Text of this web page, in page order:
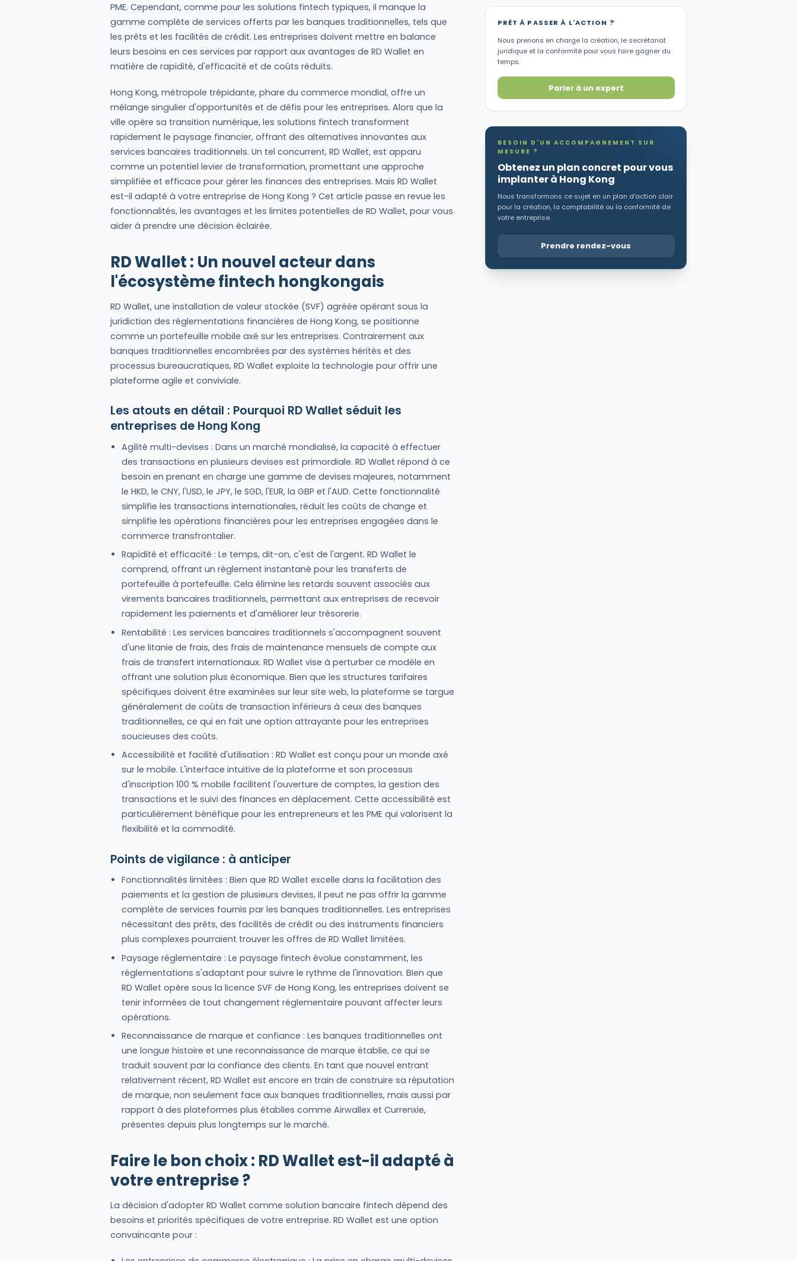
PME. Cependant, comme pour les solutions fintech typiques, il manque la
gamme complète de services offerts par les banques traditionnelles, tels que
les prêts et les facilités de crédit. Les entreprises doivent mettre en balance
leurs besoins en ces services par rapport aux avantages de RD Wallet en
matière de rapidité, d'efficacité et de coûts réduits.
Hong Kong, métropole trépidante, phare du commerce mondial, offre un
mélange singulier d'opportunités et de défis pour les entreprises. Alors que la
ville opère sa transition numérique, les solutions fintech transforment
rapidement le paysage financier, offrant des alternatives innovantes aux
services bancaires traditionnels. Un tel concurrent, RD Wallet, est apparu
comme un potentiel levier de transformation, promettant une approche
simplifiée et efficace pour gérer les finances des entreprises. Mais RD Wallet
est-il adapté à votre entreprise de Hong Kong ? Cet article passe en revue les
fonctionnalités, les avantages et les limites potentielles de RD Wallet, pour vous
aider à prendre une décision éclairée.
RD Wallet : Un nouvel acteur dans
l'écosystème fintech hongkongais
RD Wallet, une installation de valeur stockée (SVF) agréée opérant sous la
juridiction des réglementations financières de Hong Kong, se positionne
comme un portefeuille mobile axé sur les entreprises. Contrairement aux
banques traditionnelles encombrées par des systèmes hérités et des
processus bureaucratiques, RD Wallet exploite la technologie pour offrir une
plateforme agile et conviviale.
Les atouts en détail : Pourquoi RD Wallet séduit les
entreprises de Hong Kong
Agilité multi-devises : Dans un marché mondialisé, la capacité à effectuer
des transactions en plusieurs devises est primordiale. RD Wallet répond à ce
besoin en prenant en charge une gamme de devises majeures, notamment
le HKD, le CNY, l'USD, le JPY, le SGD, l'EUR, la GBP et l'AUD. Cette fonctionnalité
simplifie les transactions internationales, réduit les coûts de change et
simplifie les opérations financières pour les entreprises engagées dans le
commerce transfrontalier.
Rapidité et efficacité : Le temps, dit-on, c'est de l'argent. RD Wallet le
comprend, offrant un règlement instantané pour les transferts de
portefeuille à portefeuille. Cela élimine les retards souvent associés aux
virements bancaires traditionnels, permettant aux entreprises de recevoir
rapidement les paiements et d'améliorer leur trésorerie.
Rentabilité : Les services bancaires traditionnels s'accompagnent souvent
d'une litanie de frais, des frais de maintenance mensuels de compte aux
frais de transfert internationaux. RD Wallet vise à perturber ce modèle en
offrant une solution plus économique. Bien que les structures tarifaires
spécifiques doivent être examinées sur leur site web, la plateforme se targue
généralement de coûts de transaction inférieurs à ceux des banques
traditionnelles, ce qui en fait une option attrayante pour les entreprises
soucieuses des coûts.
Accessibilité et facilité d'utilisation : RD Wallet est conçu pour un monde axé
sur le mobile. L'interface intuitive de la plateforme et son processus
d'inscription 100 % mobile facilitent l'ouverture de comptes, la gestion des
transactions et le suivi des finances en déplacement. Cette accessibilité est
particulièrement bénéfique pour les entrepreneurs et les PME qui valorisent la
flexibilité et la commodité.
Points de vigilance : à anticiper
Fonctionnalités limitées : Bien que RD Wallet excelle dans la facilitation des
paiements et la gestion de plusieurs devises, il peut ne pas offrir la gamme
complète de services fournis par les banques traditionnelles. Les entreprises
nécessitant des prêts, des facilités de crédit ou des instruments financiers
plus complexes pourraient trouver les offres de RD Wallet limitées.
Paysage réglementaire : Le paysage fintech évolue constamment, les
réglementations s'adaptant pour suivre le rythme de l'innovation. Bien que
RD Wallet opère sous la licence SVF de Hong Kong, les entreprises doivent se
tenir informées de tout changement réglementaire pouvant affecter leurs
opérations.
Reconnaissance de marque et confiance : Les banques traditionnelles ont
une longue histoire et une reconnaissance de marque établie, ce qui se
traduit souvent par la confiance des clients. En tant que nouvel entrant
relativement récent, RD Wallet est encore en train de construire sa réputation
de marque, non seulement face aux banques traditionnelles, mais aussi par
rapport à des plateformes plus établies comme Airwallex et Currenxie,
présentes depuis plus longtemps sur le marché.
Faire le bon choix : RD Wallet est-il adapté à
votre entreprise ?
La décision d'adopter RD Wallet comme solution bancaire fintech dépend des
besoins et priorités spécifiques de votre entreprise. RD Wallet est une option
convaincante pour :
PRÊT À PASSER À L'ACTION ?
Nous prenons en charge la création, le secrétariat
juridique et la conformité pour vous faire gagner du
temps.
Parler à un expert
BESOIN D'UN ACCOMPAGNEMENT SUR
MESURE ?
Obtenez un plan concret pour vous
implanter à Hong Kong
Nous transformons ce sujet en un plan d'action clair
pour la création, la comptabilité ou la conformité de
votre entreprise.
Prendre rendez-vous